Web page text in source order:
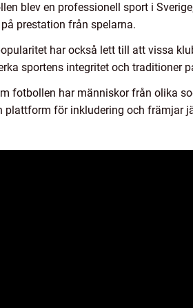
blev en professionell sport i
prestation från spelarna.
har också lett till att vissa
sportens integritet och traditioner
fotbollen har människor från olika
för inkludering och främjar